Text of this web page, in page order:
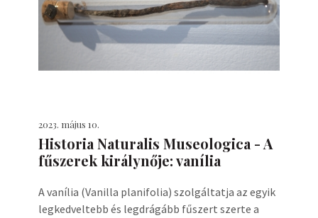
2023. május 10.
Historia Naturalis Museologica - A
fűszerek királynője: vanília
A vanília (Vanilla planifolia) szolgáltatja az egyik
legkedveltebb és legdrágább fűszert szerte a